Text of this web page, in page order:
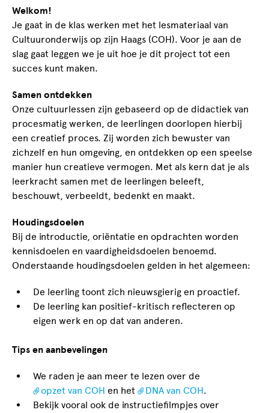
Welkom!
Je gaat in de klas werken met het lesmateriaal van
Cultuuronderwijs op zijn Haags (COH). Voor je aan de
slag gaat leggen we je uit hoe je dit project tot een
succes kunt maken.
Samen ontdekken
Onze cultuurlessen zijn gebaseerd op de didactiek van
procesmatig werken, de leerlingen doorlopen hierbij
een creatief proces. Zij worden zich bewuster van
zichzelf en hun omgeving, en ontdekken op een speelse
manier hun creatieve vermogen. Met als kern dat je als
leerkracht samen met de leerlingen beleeft,
beschouwt, verbeeldt, bedenkt en maakt.
Houdingsdoelen
Bij de introductie, oriëntatie en opdrachten worden
kennisdoelen en vaardigheidsdoelen benoemd.
Onderstaande houdingsdoelen gelden in het algemeen:
De leerling toont zich nieuwsgierig en proactief.
De leerling kan positief-kritisch reflecteren op
eigen werk en op dat van anderen.
Tips en aanbevelingen
We raden je aan meer te lezen over de
opzet van COH en het DNA van COH.
Bekijk vooral ook de instructiefilmpjes over